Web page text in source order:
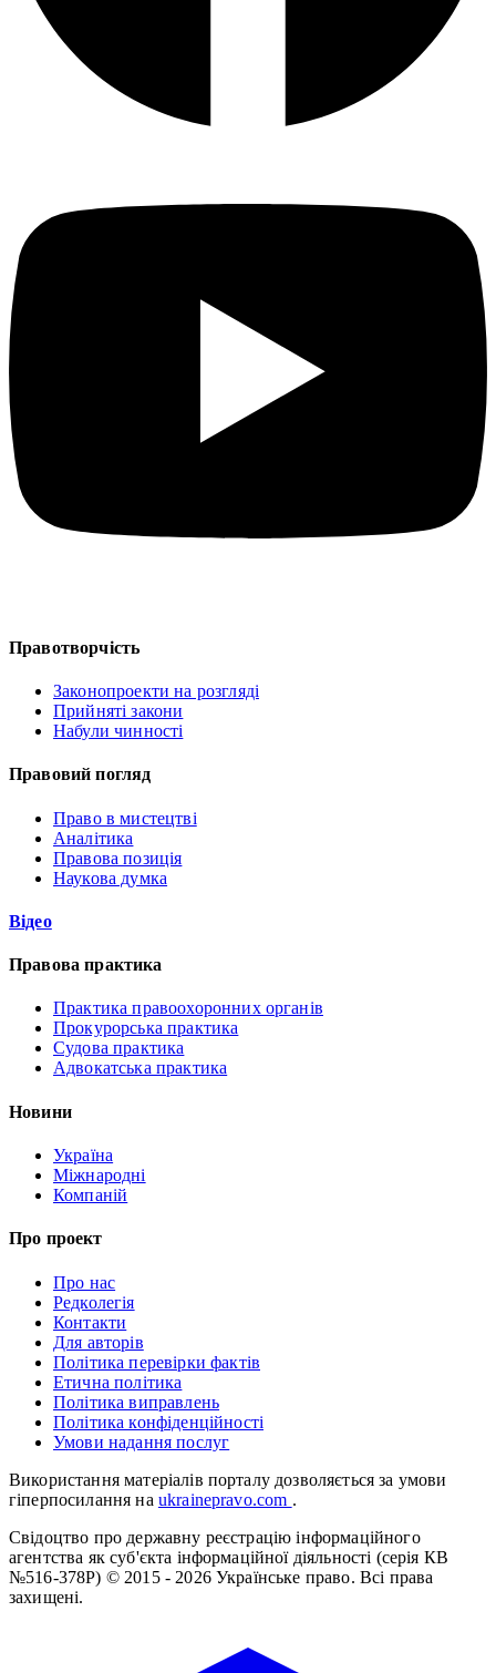
Правотворчість
Законопроекти на розгляді
Прийняті закони
Набули чинності
Правовий погляд
Право в мистецтві
Аналітика
Правова позиція
Наукова думка
Відео
Правова практика
Практика правоохоронних органів
Прокурорська практика
Судова практика
Адвокатська практика
Новини
Україна
Міжнародні
Компаній
Про проект
Про нас
Редколегія
Контакти
Для авторів
Політика перевірки фактів
Етична політика
Політика виправлень
Політика конфіденційності
Умови надання послуг
Використання матеріалів порталу дозволяється за умови
гіперпосилання на ukrainepravo.com .
Свідоцтво про державну реєстрацію інформаційного
агентства як суб'єкта інформаційної діяльності (серія КВ
№516-378Р) © 2015 - 2026 Українське право. Всі права
захищені.